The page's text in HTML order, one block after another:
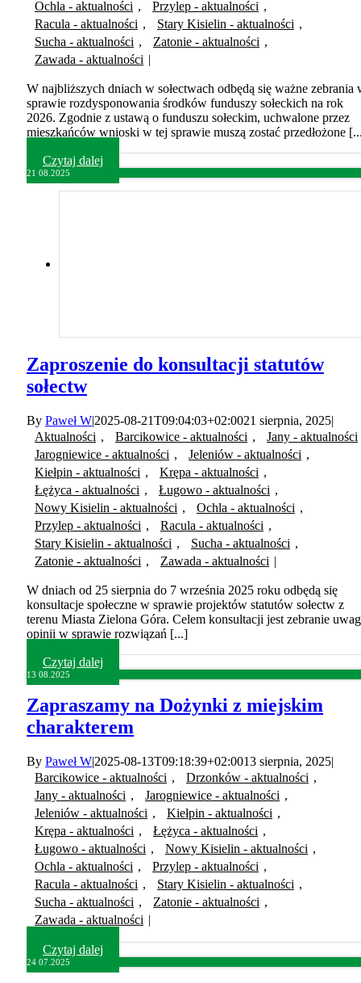
Ochla - aktualności , Przylep - aktualności ,
Racula - aktualności , Stary Kisielin - aktualności ,
Sucha - aktualności , Zatonie - aktualności ,
Zawada - aktualności |
W najbliższych dniach w sołectwach odbędą się ważne zebrania
sprawie rozdysponowania środków funduszy sołeckich na rok
2026. Zgodnie z ustawą o funduszu sołeckim, uchwalone przez
mieszkańców wnioski w tej sprawie muszą zostać przedłożone
Czytaj dalej
21 08.2025
Zaproszenie do konsultacji statutów
sołectw
By Paweł W|2025-08-21T09:04:03+02:0021 sierpnia, 2025|
Aktualności , Barcikowice - aktualności ,
Jany - aktualności
Jarogniewice - aktualności , Jeleniów - aktualności ,
Kiełpin - aktualności , Krępa - aktualności ,
Łężyca - aktualności , Ługowo - aktualności ,
Nowy Kisielin - aktualności , Ochla - aktualności ,
Przylep - aktualności , Racula - aktualności ,
Stary Kisielin - aktualności , Sucha - aktualności ,
Zatonie - aktualności , Zawada - aktualności |
W dniach od 25 sierpnia do 7 września 2025 roku odbędą się
konsultacje społeczne w sprawie projektów statutów sołectw z
terenu Miasta Zielona Góra. Celem konsultacji jest zebranie
opinii w sprawie rozwiązań [...]
Czytaj dalej
13 08.2025
Zapraszamy na Dożynki z miejskim
charakterem
By Paweł W|2025-08-13T09:18:39+02:0013 sierpnia, 2025|
Barcikowice - aktualności , Drzonków - aktualności ,
Jany - aktualności , Jarogniewice - aktualności ,
Jeleniów - aktualności , Kiełpin - aktualności ,
Krępa - aktualności , Łężyca - aktualności ,
Ługowo - aktualności , Nowy Kisielin - aktualności ,
Ochla - aktualności , Przylep - aktualności ,
Racula - aktualności , Stary Kisielin - aktualności ,
Sucha - aktualności , Zatonie - aktualności ,
Zawada - aktualności |
Czytaj dalej
24 07.2025